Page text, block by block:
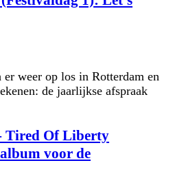
weer op los in Rotterdam en
de jaarlijkse afspraak
Tired Of Liberty
voor de